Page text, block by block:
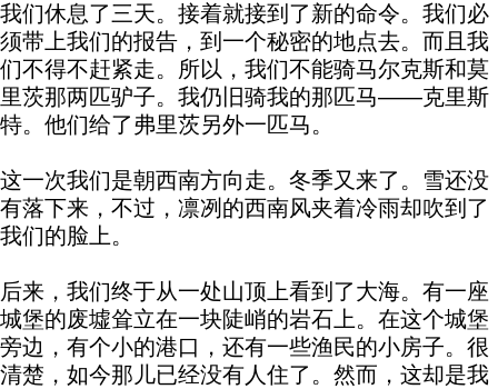
我们休息了三天。接着就接到了新的命令。我们必
须带上我们的报告，到一个秘密的地点去。而且我
们不得不赶紧走。所以，我们不能骑马尔克斯和莫
里茨那两匹驴子。我仍旧骑我的那匹马——克里斯
特。他们给了弗里茨另外一匹马。
这一次我们是朝西南方向走。冬季又来了。雪还没
有落下来，不过，凛冽的西南风夹着冷雨却吹到了
我们的脸上。
后来，我们终于从一处山顶上看到了大海。有一座
城堡的废墟耸立在一块陡峭的岩石上。在这个城堡
旁边，有个小的港口，还有一些渔民的小房子。很
清楚，如今那儿已经没有人住了。然而，这却是我